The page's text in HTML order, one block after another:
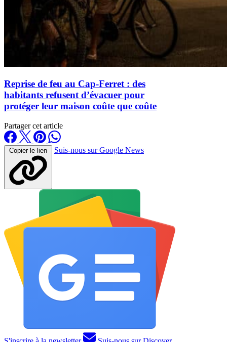
Reprise de feu au Cap-Ferret : des
habitants refusent d’évacuer pour
protéger leur maison coûte que coûte
Partager cet article
Copier le lien Suis-nous sur Google News